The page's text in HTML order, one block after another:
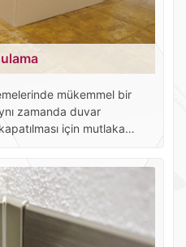
mükemmel bir
zamanda duvar
için mutlaka